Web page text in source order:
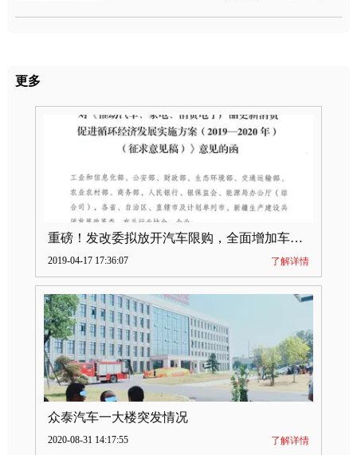
更多
重磅！发改委拟放开汽车限购，全面增加车牌指标
2019-04-17 17:36:07 了解详情
众泰汽车一大楼突发情况
2020-08-31 14:17:55 了解详情